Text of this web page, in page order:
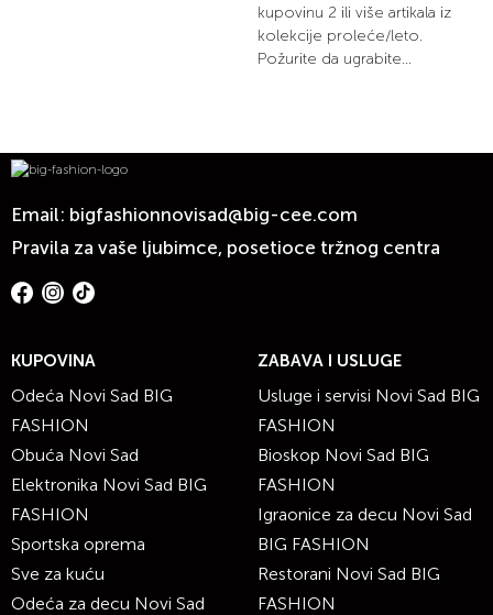
kupovinu 2 ili više artikala iz
kolekcije proleće/leto.
Požurite da ugrabite...
Email: bigfashionnovisad@big-cee.com
Pravila za vaše ljubimce, posetioce tržnog centra
KUPOVINA
Odeća Novi Sad BIG
FASHION
Obuća Novi Sad
Elektronika Novi Sad BIG
FASHION
Sportska oprema
Sve za kuću
Odeća za decu Novi Sad
ZABAVA I USLUGE
Usluge i servisi Novi Sad BIG
FASHION
Bioskop Novi Sad BIG
FASHION
Igraonice za decu Novi Sad
BIG FASHION
Restorani Novi Sad BIG
FASHION